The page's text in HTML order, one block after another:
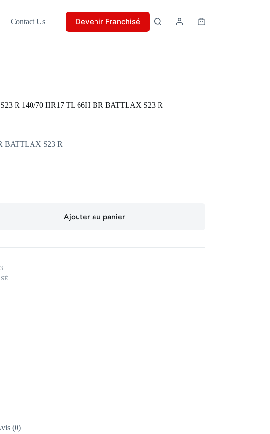
Contact Us Devenir Franchisé
Panier
R 140/70 HR17 TL 66H BR BATTLAX S23 R
BATTLAX S23 R
Ajouter au panier
(0)